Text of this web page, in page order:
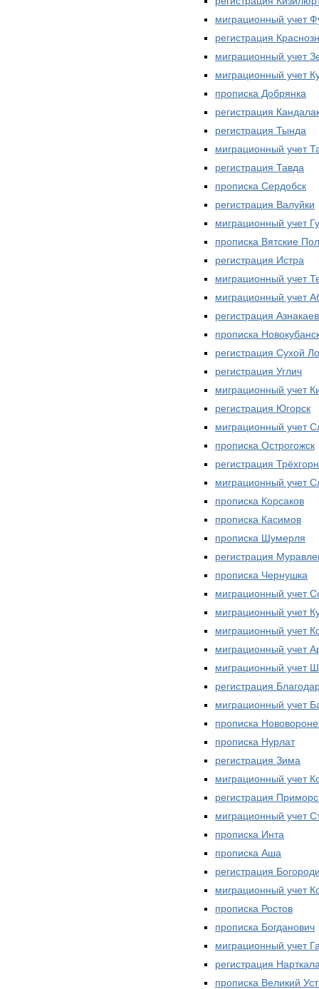
миграционный учет
регистрация
миграционный учет
миграционный учет
прописка Добрянка
регистрация
регистрация Тында
миграционный учет
регистрация Тавда
прописка Сердобск
регистрация Валуйки
миграционный учет
прописка Вятские
регистрация Истра
миграционный учет
миграционный учет
регистрация
прописка
регистрация Сухой
регистрация Углич
миграционный учет
регистрация Югорск
миграционный учет
прописка Острогожск
регистрация
миграционный учет
прописка Корсаков
прописка Касимов
прописка Шумерля
регистрация
прописка Чернушка
миграционный учет
миграционный учет
миграционный учет
миграционный учет
миграционный учет
регистрация
миграционный учет
прописка
прописка Нурлат
регистрация Зима
миграционный учет
регистрация
миграционный учет
прописка Инта
прописка Аша
регистрация
миграционный учет
прописка Ростов
прописка Богданович
миграционный учет
регистрация
прописка Великий